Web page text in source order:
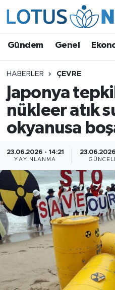
Gündem Genel
HABERLER ÇEVRE
Japonya
nükleer atık
okyanusa
23.06.2026 - 14:21
YAYINLANMA
Ekonomi
Dünya
Politika
Bilim ve Teknoloji
Çin Fuarları
Gündem
Video